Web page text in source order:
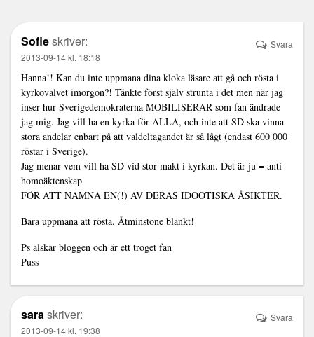
Sofieskriver:
2013-09-14 kl. 18:18
Hanna!! Kan du inte uppmana dina kloka läsare att gå och rösta i
kyrkovalvet imorgon?! Tänkte först själv strunta i det men när jag
inser hur Sverigedemokraterna MOBILISERAR som fan ändrade
jag mig. Jag vill ha en kyrka för ALLA, och inte att SD ska vinna
stora andelar enbart på att valdeltagandet är så lågt (endast 600 000
röstar i Sverige).
Jag menar vem vill ha SD vid stor makt i kyrkan. Det är ju = anti
homoäktenskap
FÖR ATT NÄMNA EN(!) AV DERAS IDOOTISKA ÅSIKTER.
Bara uppmana att rösta. Åtminstone blankt!
Ps älskar bloggen och är ett troget fan
Puss
Svara
saraskriver:
2013-09-14 kl. 19:38
Svara